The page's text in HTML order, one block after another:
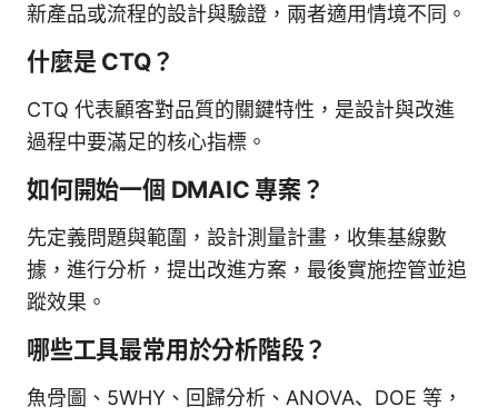
新產品或流程的設計與驗證，兩者適用情境不同。
什麼是 CTQ？
CTQ 代表顧客對品質的關鍵特性，是設計與改進
過程中要滿足的核心指標。
如何開始一個 DMAIC 專案？
先定義問題與範圍，設計測量計畫，收集基線數
據，進行分析，提出改進方案，最後實施控管並追
蹤效果。
哪些工具最常用於分析階段？
魚骨圖、5WHY、回歸分析、ANOVA、DOE 等，